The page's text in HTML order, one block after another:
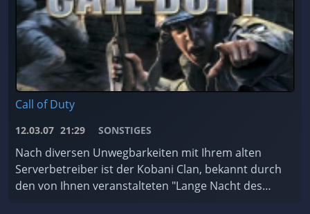
Call of Duty
12.03.07 21:29 SONSTIGES
Nach diversen Unwegbarkeiten mit Ihrem alten
Serverbetreiber ist der Kobani Clan, bekannt durch
den von Ihnen veranstalteten "Lange Nacht des